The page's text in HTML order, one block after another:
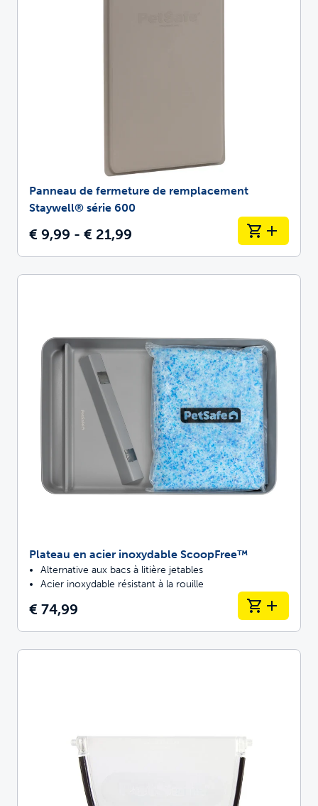
Panneau de fermeture de remplacement
Staywell® série 600
€ 9,99 - € 21,99
Plateau en acier inoxydable ScoopFree™
Alternative aux bacs à litière jetables
Acier inoxydable résistant à la rouille
€ 74,99